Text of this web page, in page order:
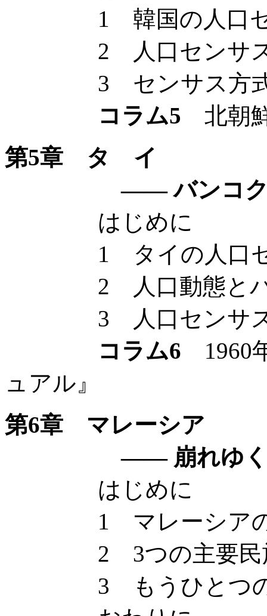
1 韓国の人口セ
2 人口センサスか
3 センサス方式の
コラム5 北朝
第5章 タ イ
—— バンコク・メ
はじめに
1 タイの人口セ
2 人口動態とバン
3 人口センサスが
コラム6 1960
ュアル』
第6章 マレーシア
—— 崩れゆく民族
はじめに
1 マレーシアの
2 3つの主要民族
3 もうひとつの「